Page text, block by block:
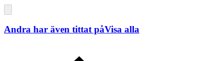
Andra har även tittat påVisa alla